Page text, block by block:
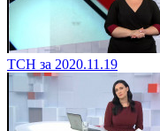
ТСН за 2020.11.19